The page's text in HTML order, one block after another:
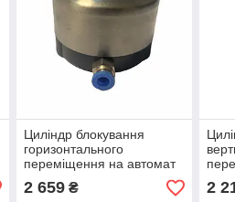
Циліндр блокування
горизонтального
переміщення на автомат
Т 624,626
2 659₴ 2